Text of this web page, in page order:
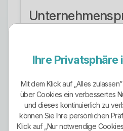
Bezug zu Rohrdorf, den
bayerischer Wasserkraft in
spricht für einen lokal
überschaubaren
Großanbieters.
Ihre Privatsphäre
Mit dem Klick auf „Alles
über Cookies ein verbessertes
und dieses kontinuierlich zu
können Sie Ihre persönlichen
Klick auf „Nur notwendige